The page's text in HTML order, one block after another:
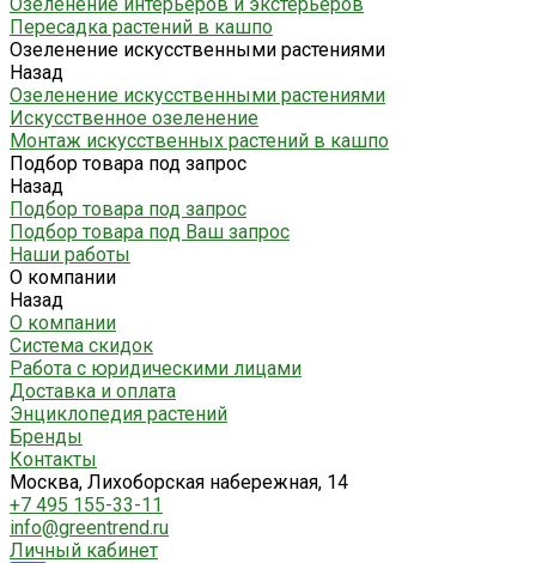
Пересадка растений в кашпо
Озеленение искусственными растениями
Назад
Озеленение искусственными растениями
Искусственное озеленение
Монтаж искусственных растений в кашпо
Подбор товара под запрос
Назад
Подбор товара под запрос
Подбор товара под Ваш запрос
Наши работы
О компании
Назад
О компании
Система скидок
Работа с юридическими лицами
Доставка и оплата
Энциклопедия растений
Бренды
Контакты
Москва, Лихоборская набережная, 14
+7 495 155-33-11
info@greentrend.ru
Личный кабинет